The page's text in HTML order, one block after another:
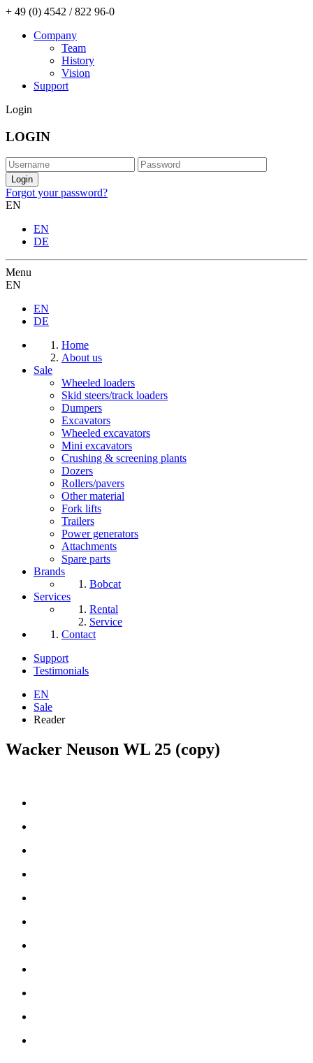
+ 49 (0) 4542 / 822 96-0
Company
Team
History
Vision
Support
Login
LOGIN
Forgot your password?
EN
EN
DE
Menu
EN
EN
DE
Home
About us
Sale
Wheeled loaders
Skid steers/track loaders
Dumpers
Excavators
Wheeled excavators
Mini excavators
Crushing & screening plants
Dozers
Rollers/pavers
Other material
Fork lifts
Trailers
Power generators
Attachments
Spare parts
Brands
Bobcat
Services
Rental
Service
Contact
Support
Testimonials
EN
Sale
Reader
Wacker Neuson WL 25 (copy)